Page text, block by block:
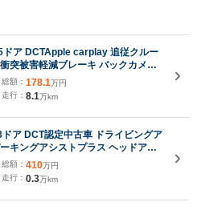
ドア DCTApple carplay 追従クルー
突被害軽減ブレーキ バックカメラ
ー ドライブレコーダー ETC
総額： 178.1万円
走行： 8.1万km
ドア DCT認定中古車 ドライビングア
キングアシストプラス ヘッドアッ
インチAW JCWスポーツシート イ
ライバシーガラス ETCミラー シー
イト
総額： 410万円
走行： 0.3万km